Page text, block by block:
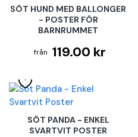
SÖT HUND MED BALLONGER
- POSTER FÖR
BARNRUMMET
119.00 kr
SÖT PANDA - ENKEL
SVARTVIT POSTER